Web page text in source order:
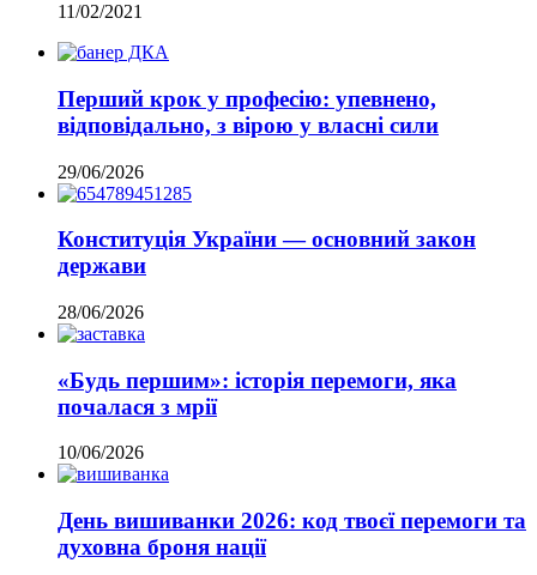
11/02/2021
Перший крок у професію: упевнено,
відповідально, з вірою у власні сили
29/06/2026
Конституція України — основний закон
держави
28/06/2026
«Будь першим»: історія перемоги, яка
почалася з мрії
10/06/2026
День вишиванки 2026: код твоєї перемоги та
духовна броня нації